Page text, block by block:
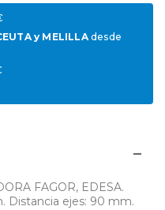
y MELILLAdesde
FAGOR, EDESA.
Distancia ejes: 90 mm.